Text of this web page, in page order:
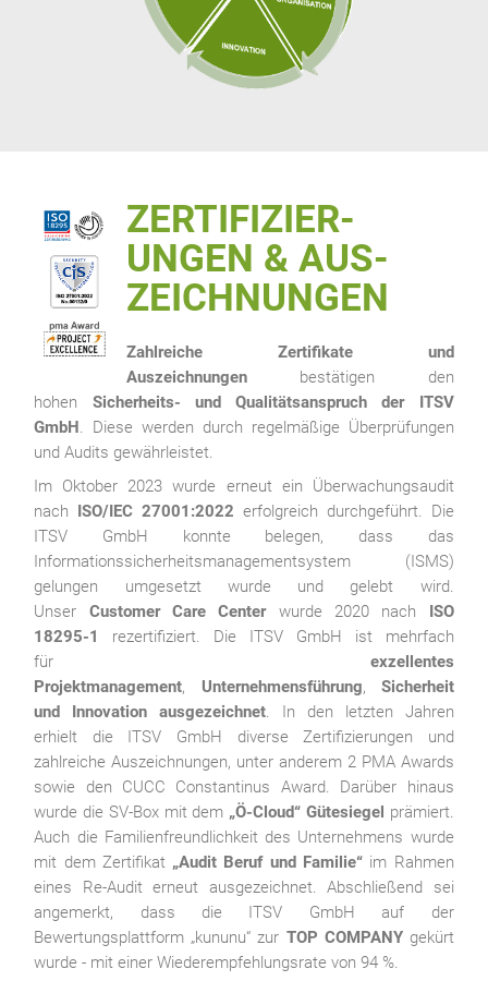
ZERTIFIZIER­
UNGEN & AUS­
ZEICHNUNGEN
Zahlreiche Zertifikate und
Auszeichnungen bestätigen den
hohen Sicherheits- und Qualitätsanspruch der ITSV
GmbH. Diese werden durch regelmäßige Überprüfungen
und Audits gewährleistet.
Im Oktober 2023 wurde erneut ein Überwachungsaudit
nach ISO/IEC 27001:2022 erfolgreich durchgeführt. Die
ITSV GmbH konnte belegen, dass das
Informationssicherheitsmanagementsystem (ISMS)
gelungen umgesetzt wurde und gelebt wird.
Unser Customer Care Center wurde 2020 nach ISO
18295-1 rezertifiziert. Die ITSV GmbH ist mehrfach
für exzellentes
Projektmanagement, Unternehmensführung, Sicherheit
und Innovation ausgezeichnet. In den letzten Jahren
erhielt die ITSV GmbH diverse Zertifizierungen und
zahlreiche Auszeichnungen, unter anderem 2 PMA Awards
sowie den CUCC Constantinus Award. Darüber hinaus
wurde die SV-Box mit dem „Ö-Cloud“ Gütesiegel prämiert.
Auch die Familienfreundlichkeit des Unternehmens wurde
mit dem Zertifikat „Audit Beruf und Familie“ im Rahmen
eines Re-Audit erneut ausgezeichnet. Abschließend sei
angemerkt, dass die ITSV GmbH auf der
Bewertungsplattform „kununu“ zur TOP COMPANY gekürt
wurde - mit einer Wiederempfehlungsrate von 94 %.